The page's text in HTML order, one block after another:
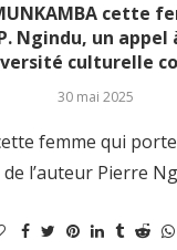
cette
Ngindu, un
culturelle
30 mai 2025
femme qui
l’auteur Pierre